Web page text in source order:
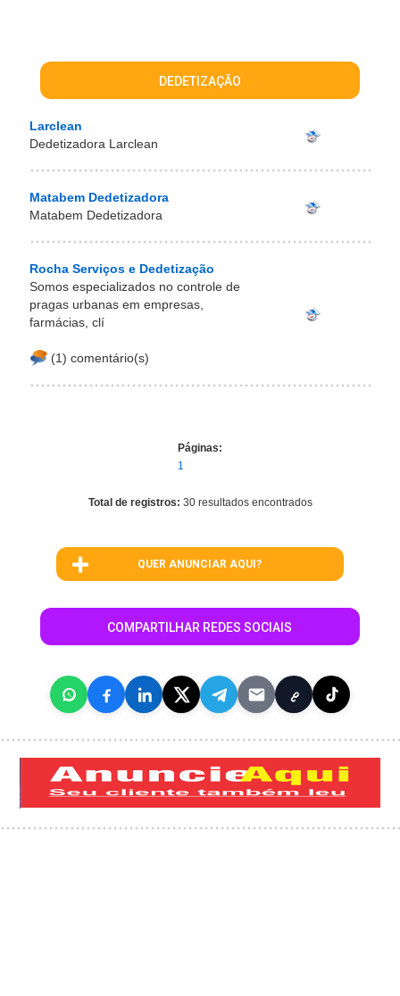
DEDETIZAÇÃO
Larclean
Dedetizadora Larclean
Matabem Dedetizadora
Matabem Dedetizadora
Rocha Serviços e Dedetização
Somos especializados no controle de
pragas urbanas em empresas,
farmácias, clí
(1) comentário(s)
Páginas:
1
Total de registros: 30 resultados encontrados
QUER ANUNCIAR AQUI?
COMPARTILHAR REDES SOCIAIS